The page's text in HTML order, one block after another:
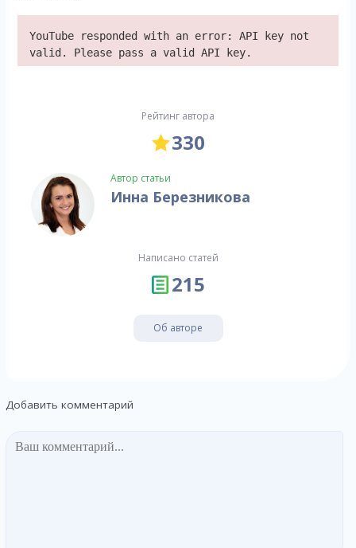
YouTube responded with an error: API key not
valid. Please pass a valid API key.
Рейтинг автора
330
Автор статьи
Инна Березникова
Написано статей
215
Об авторе
Добавить комментарий